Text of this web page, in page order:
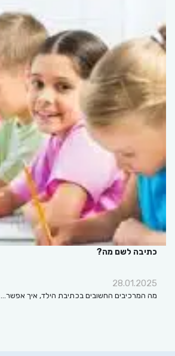
כתיבה לשם מה?
28.01.2025
מה המרכיבים החשובים בכתיבת הילד, איך אפשר…